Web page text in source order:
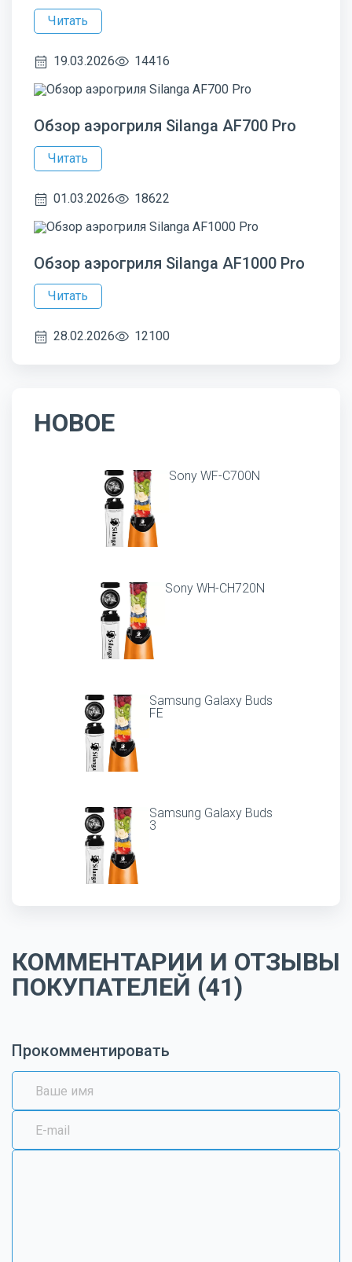
Читать
19.03.2026 14416
Обзор аэрогриля Silanga AF700 Pro
Читать
01.03.2026 18622
Обзор аэрогриля Silanga AF1000 Pro
Читать
28.02.2026 12100
НОВОЕ
Sony WF-C700N
Sony WH-CH720N
Samsung Galaxy Buds
FE
Samsung Galaxy Buds
3
КОММЕНТАРИИ И ОТЗЫВЫ
ПОКУПАТЕЛЕЙ (41)
Прокомментировать